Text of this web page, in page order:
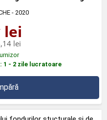
- 2020
lei
lei
1 - 2 zile lucratoare